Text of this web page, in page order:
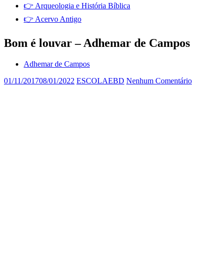
👉 Arqueologia e História Bíblica
👉 Acervo Antigo
Bom é louvar – Adhemar de Campos
Adhemar de Campos
01/11/201708/01/2022 ESCOLAEBD Nenhum Comentário